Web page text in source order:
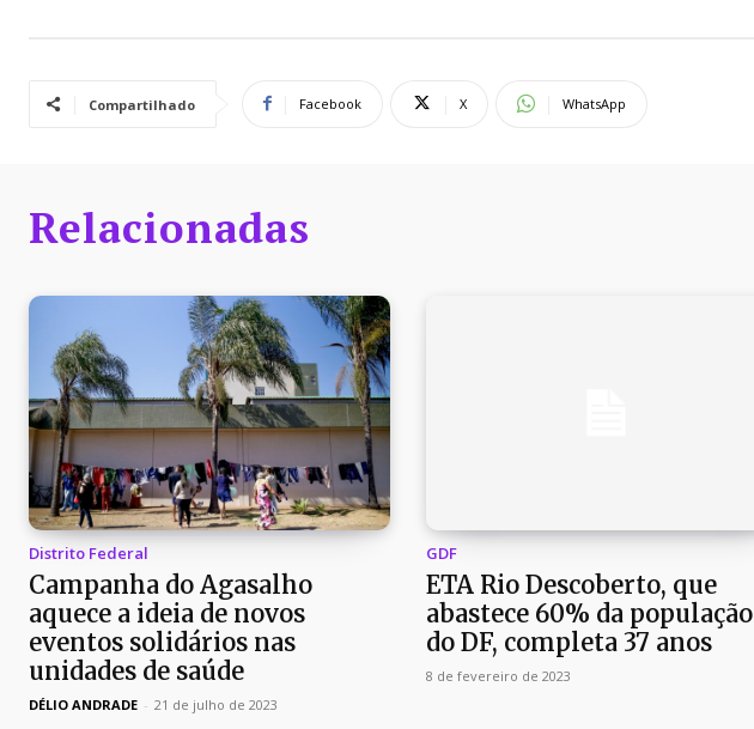
Compartilhado Facebook X WhatsApp
Relacionadas
Distrito Federal
Campanha do Agasalho
aquece a ideia de novos
eventos solidários nas
unidades de saúde
DÉLIO ANDRADE - 21 de julho de 2023
GDF
ETA Rio Descoberto, que
abastece 60% da população
do DF, completa 37 anos
8 de fevereiro de 2023